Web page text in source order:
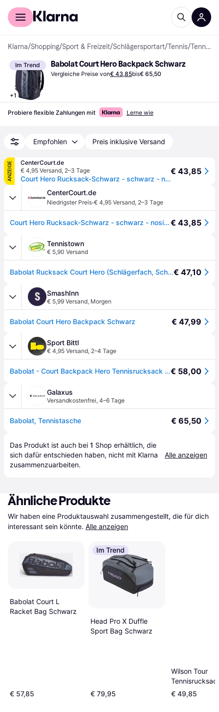
Für Shopper
Klarna/Shopping/Sport & Freizeit/Schlägersportart/Tennis/ Tennistaschen & -hüllen
Im Trend
+1
Babolat Court Hero Backpack Schwarz
Vergleiche Preise von€ 43,85bis€ 65,50
Probiere flexible Zahlungen mit Lerne wie
Empfohlen Preis inklusive Versand
ANZEIGE
CenterCourt.de
€ 4,95 Versand, 2–3 Tage
Court Hero Rucksack-Schwarz - schwarz - nosize
€ 43,85
CenterCourt.de
Niedrigster Preis·€ 4,95 Versand, 2–3 Tage
Court Hero Rucksack-Schwarz - schwarz - nosize€ 43,85
Tennistown
€ 5,90 Versand
Babolat Rucksack Court Hero (Schlägerfach, Schuhbeutel) 2025 schwarz 50x29x24cm€ 47,10
S SmashInn
€ 5,99 Versand, Morgen
Babolat Court Hero Backpack Schwarz € 47,99
Sport Bittl
€ 4,95 Versand, 2–4 Tage
Babolat - Court Backpack Hero Tennisrucksack schwarz€ 58,00
Galaxus
Versandkostenfrei, 4–6 Tage
Babolat, Tennistasche € 65,50
Das Produkt ist auch bei 1 Shop erhältlich, die
sich dafür entschieden haben, nicht mit Klarna
zusammenzuarbeiten.
Alle anzeigen
Ähnliche Produkte
Wir haben eine Produktauswahl zusammengestellt, die für dich
interessant sein könnte. Alle anzeigen
Babolat Court L
Racket Bag Schwarz
€ 57,85
Im Trend
Head Pro X Duffle
Sport Bag Schwarz
€ 79,95
Wilson Tour
Schwarz
€ 49,85